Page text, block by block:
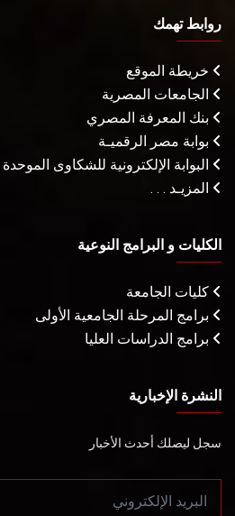
روابط تهمك
خريطة الموقع
الجامعات المصرية
بنك المعرفة المصري
بوابة مصر الرقميـة
البوابة الإلكترونية للشكاوى الموحدة
المزيـد . . .
الكليات و البرامج النوعية
كليات الجامعة
برامج المرحلة الجامعية الأولى
برامج الدراسات العليا
النشرة الإخبارية
سجل ليصلك أحدث الأخبار